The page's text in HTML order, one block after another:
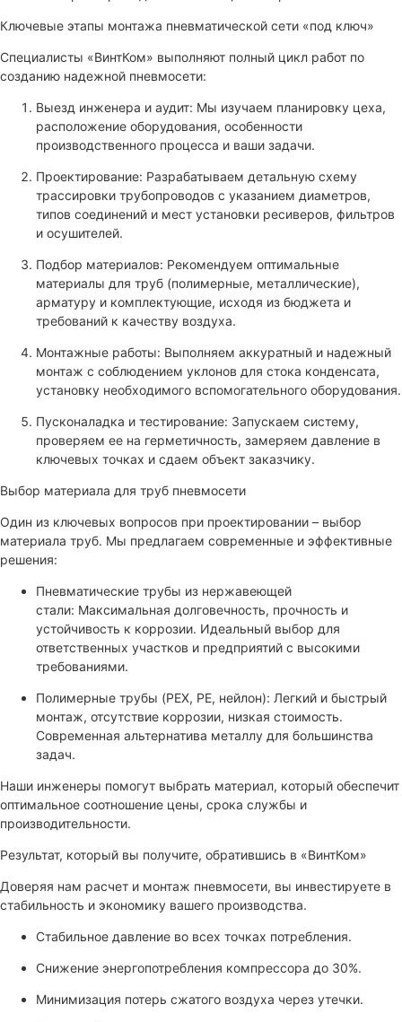
Ключевые этапы монтажа пневматической сети «под ключ»
Специалисты «ВинтКом» выполняют полный цикл работ по
созданию надежной пневмосети:
Выезд инженера и аудит: Мы изучаем планировку цеха,
расположение оборудования, особенности
производственного процесса и ваши задачи.
Проектирование: Разрабатываем детальную схему
трассировки трубопроводов с указанием диаметров,
типов соединений и мест установки ресиверов, фильтров
и осушителей.
Подбор материалов: Рекомендуем оптимальные
материалы для труб (полимерные, металлические),
арматуру и комплектующие, исходя из бюджета и
требований к качеству воздуха.
Монтажные работы: Выполняем аккуратный и надежный
монтаж с соблюдением уклонов для стока конденсата,
установку необходимого вспомогательного оборудования.
Пусконаладка и тестирование: Запускаем систему,
проверяем ее на герметичность, замеряем давление в
ключевых точках и сдаем объект заказчику.
Выбор материала для труб пневмосети
Один из ключевых вопросов при проектировании – выбор
материала труб. Мы предлагаем современные и эффективные
решения:
Пневматические трубы из нержавеющей
стали: Максимальная долговечность, прочность и
устойчивость к коррозии. Идеальный выбор для
ответственных участков и предприятий с высокими
требованиями.
Полимерные трубы (PEX, PE, нейлон): Легкий и быстрый
монтаж, отсутствие коррозии, низкая стоимость.
Современная альтернатива металлу для большинства
задач.
Наши инженеры помогут выбрать материал, который обеспечит
оптимальное соотношение цены, срока службы и
производительности.
Результат, который вы получите, обратившись в «ВинтКом»
Доверяя нам расчет и монтаж пневмосети, вы инвестируете в
стабильность и экономику вашего производства.
Стабильное давление во всех точках потребления.
Снижение энергопотребления компрессора до 30%.
Минимизация потерь сжатого воздуха через утечки.